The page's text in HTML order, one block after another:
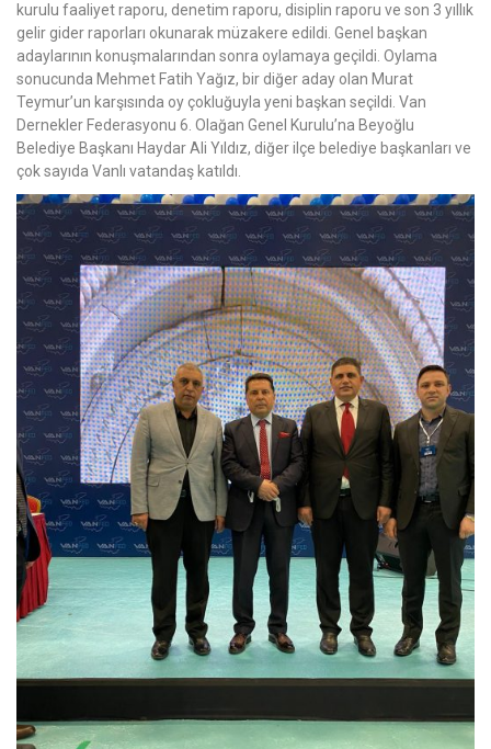
kurulu faaliyet raporu, denetim raporu, disiplin raporu ve son 3 yıllık
gelir gider raporları okunarak müzakere edildi. Genel başkan
adaylarının konuşmalarından sonra oylamaya geçildi. Oylama
sonucunda Mehmet Fatih Yağız, bir diğer aday olan Murat
Teymur’un karşısında oy çokluğuyla yeni başkan seçildi. Van
Dernekler Federasyonu 6. Olağan Genel Kurulu’na Beyoğlu
Belediye Başkanı Haydar Ali Yıldız, diğer ilçe belediye başkanları ve
çok sayıda Vanlı vatandaş katıldı.